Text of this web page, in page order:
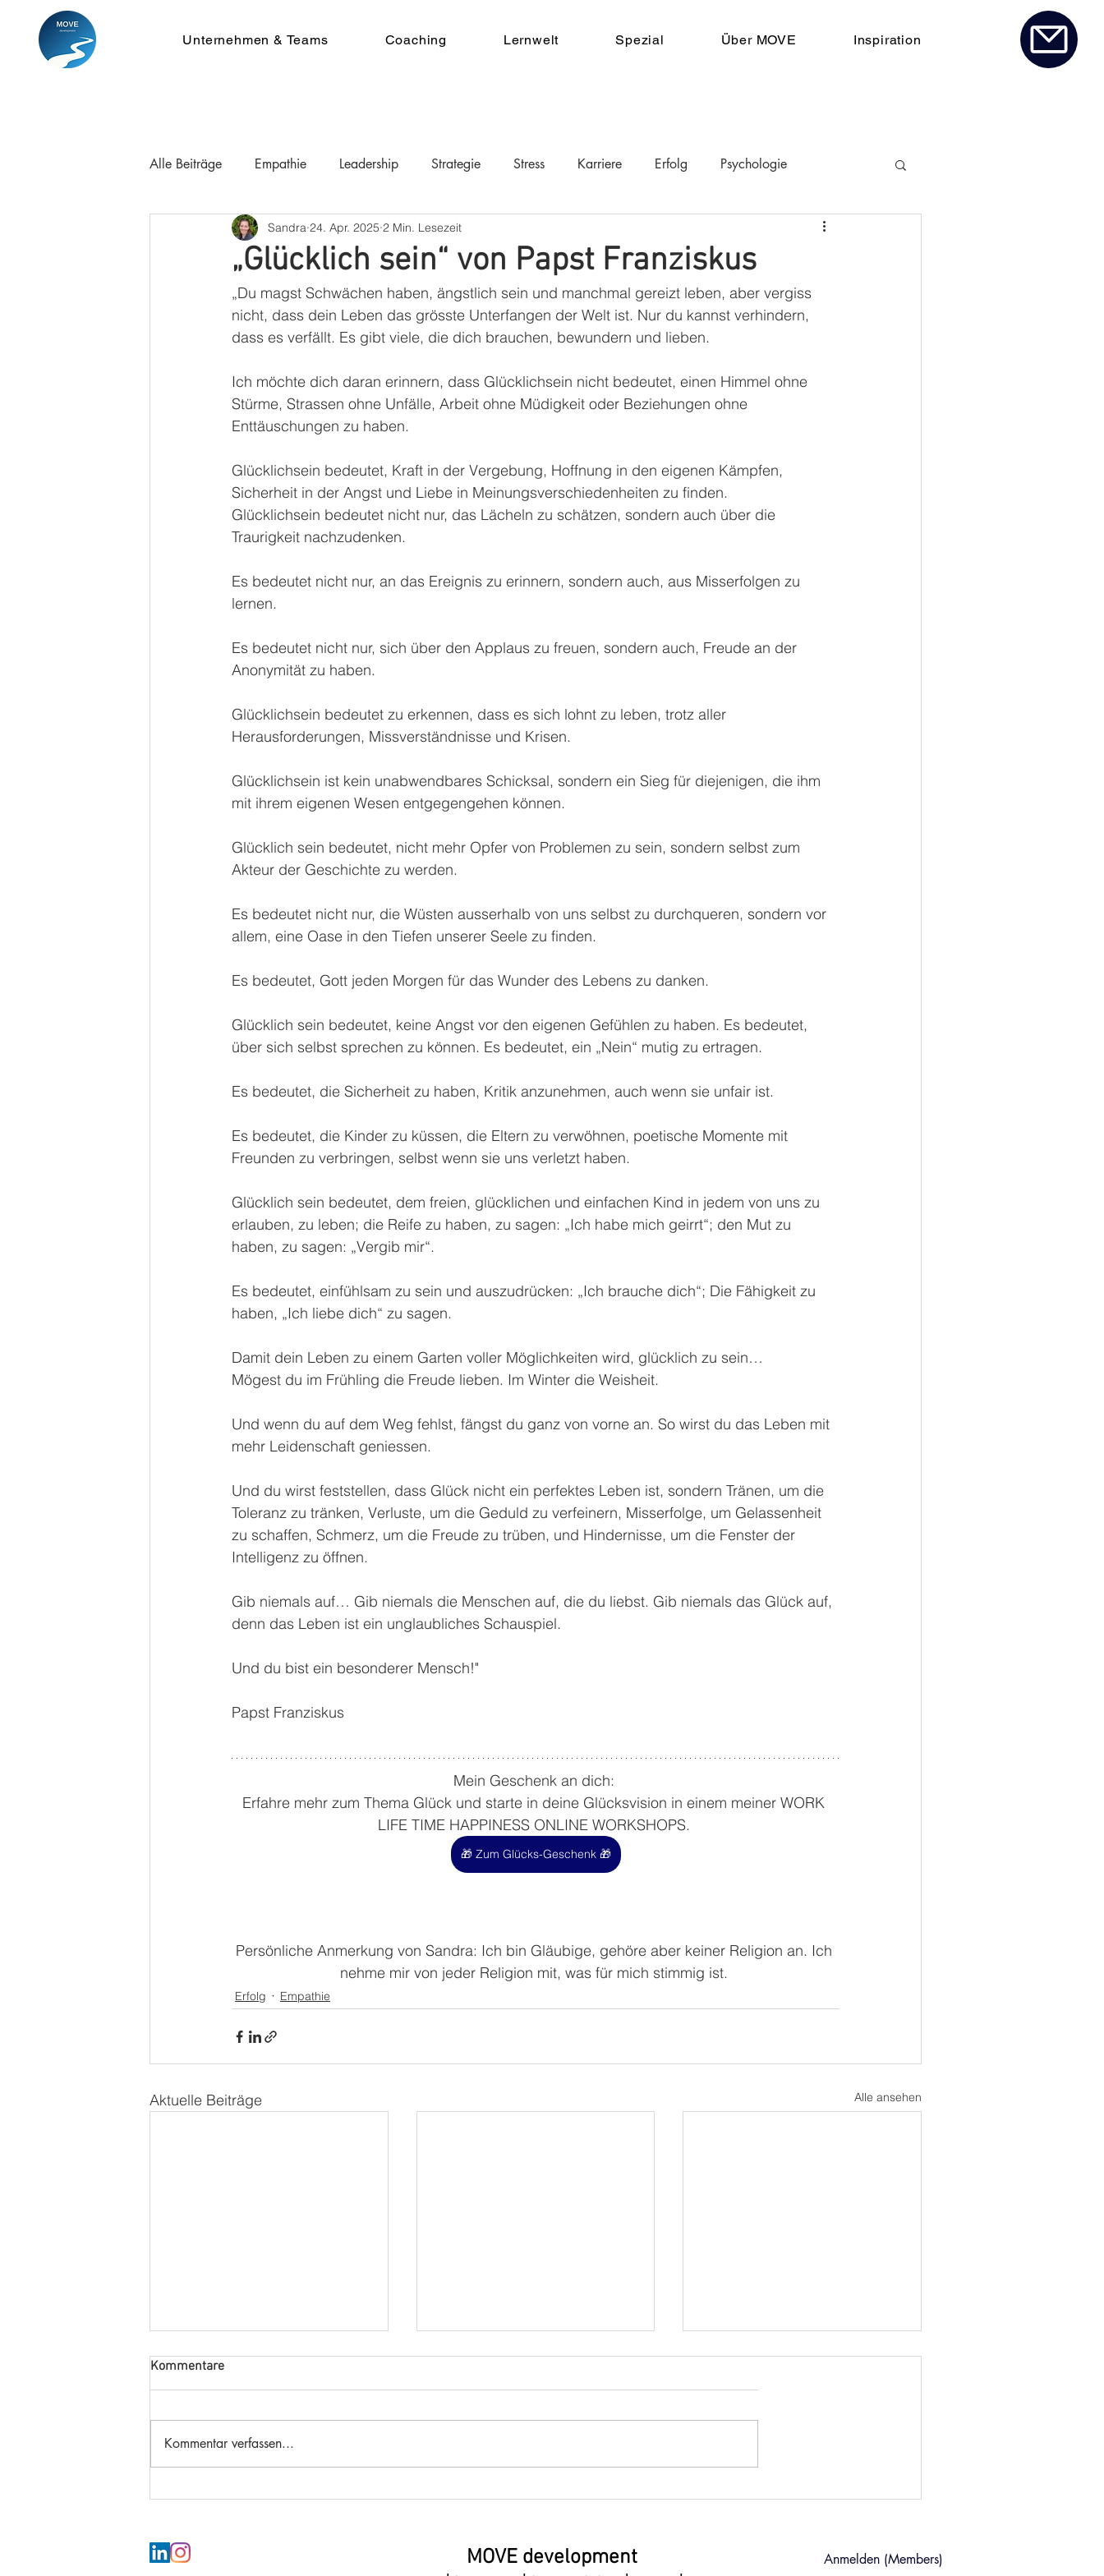
Unternehmen & Teams Coaching Lernwelt Spezial Über MOVE Inspiration
Alle Beiträge Empathie Leadership Strategie Stress Karriere Erfolg Psychologie
„Glücklich sein“ von Papst Franziskus
Sandra 24. Apr. 2025 2 Min. Lesezeit
„Du magst Schwächen haben, ängstlich sein und manchmal gereizt leben, aber vergiss
nicht, dass dein Leben das grösste Unterfangen der Welt ist. Nur du kannst verhindern,
dass es verfällt. Es gibt viele, die dich brauchen, bewundern und lieben.
Ich möchte dich daran erinnern, dass Glücklichsein nicht bedeutet, einen Himmel ohne
Stürme, Strassen ohne Unfälle, Arbeit ohne Müdigkeit oder Beziehungen ohne
Enttäuschungen zu haben.
Glücklichsein bedeutet, Kraft in der Vergebung, Hoffnung in den eigenen Kämpfen,
Sicherheit in der Angst und Liebe in Meinungsverschiedenheiten zu finden.
Glücklichsein bedeutet nicht nur, das Lächeln zu schätzen, sondern auch über die
Traurigkeit nachzudenken.
Es bedeutet nicht nur, an das Ereignis zu erinnern, sondern auch, aus Misserfolgen zu
lernen.
Es bedeutet nicht nur, sich über den Applaus zu freuen, sondern auch, Freude an der
Anonymität zu haben.
Glücklichsein bedeutet zu erkennen, dass es sich lohnt zu leben, trotz aller
Herausforderungen, Missverständnisse und Krisen.
Glücklichsein ist kein unabwendbares Schicksal, sondern ein Sieg für diejenigen, die ihm
mit ihrem eigenen Wesen entgegengehen können.
Glücklich sein bedeutet, nicht mehr Opfer von Problemen zu sein, sondern selbst zum
Akteur der Geschichte zu werden.
Es bedeutet nicht nur, die Wüsten ausserhalb von uns selbst zu durchqueren, sondern vor
allem, eine Oase in den Tiefen unserer Seele zu finden.
Es bedeutet, Gott jeden Morgen für das Wunder des Lebens zu danken.
Glücklich sein bedeutet, keine Angst vor den eigenen Gefühlen zu haben. Es bedeutet,
über sich selbst sprechen zu können. Es bedeutet, ein „Nein“ mutig zu ertragen.
Es bedeutet, die Sicherheit zu haben, Kritik anzunehmen, auch wenn sie unfair ist.
Es bedeutet, die Kinder zu küssen, die Eltern zu verwöhnen, poetische Momente mit
Freunden zu verbringen, selbst wenn sie uns verletzt haben.
Glücklich sein bedeutet, dem freien, glücklichen und einfachen Kind in jedem von uns zu
erlauben, zu leben; die Reife zu haben, zu sagen: „Ich habe mich geirrt“; den Mut zu
haben, zu sagen: „Vergib mir“.
Es bedeutet, einfühlsam zu sein und auszudrücken: „Ich brauche dich“; Die Fähigkeit zu
haben, „Ich liebe dich“ zu sagen.
Damit dein Leben zu einem Garten voller Möglichkeiten wird, glücklich zu sein…
Mögest du im Frühling die Freude lieben. Im Winter die Weisheit.
Und wenn du auf dem Weg fehlst, fängst du ganz von vorne an. So wirst du das Leben mit
mehr Leidenschaft geniessen.
Und du wirst feststellen, dass Glück nicht ein perfektes Leben ist, sondern Tränen, um die
Toleranz zu tränken, Verluste, um die Geduld zu verfeinern, Misserfolge, um Gelassenheit
zu schaffen, Schmerz, um die Freude zu trüben, und Hindernisse, um die Fenster der
Intelligenz zu öffnen.
Gib niemals auf… Gib niemals die Menschen auf, die du liebst. Gib niemals das Glück auf,
denn das Leben ist ein unglaubliches Schauspiel.
Und du bist ein besonderer Mensch!"
Papst Franziskus
Mein Geschenk an dich:
Erfahre mehr zum Thema Glück und starte in deine Glücksvision in einem meiner WORK
LIFE TIME HAPPINESS ONLINE WORKSHOPS.
🎁 Zum Glücks-Geschenk 🎁
Persönliche Anmerkung von Sandra: Ich bin Gläubige, gehöre aber keiner Religion an. Ich
nehme mir von jeder Religion mit, was für mich stimmig ist.
Erfolg Empathie
Aktuelle Beiträge Alle ansehen
Performance-Bremse wird
Kommentare
Kommentar verfassen...
MOVE development Anmelden (Members)